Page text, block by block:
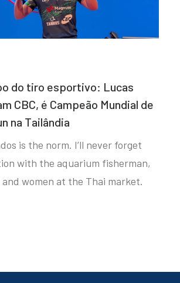
do tiro esportivo: Lucas
CBC, é Campeão Mundial de
na Tailândia
is the norm. I’ll never forget
with the aquarium fisherman,
women at the Thai market.